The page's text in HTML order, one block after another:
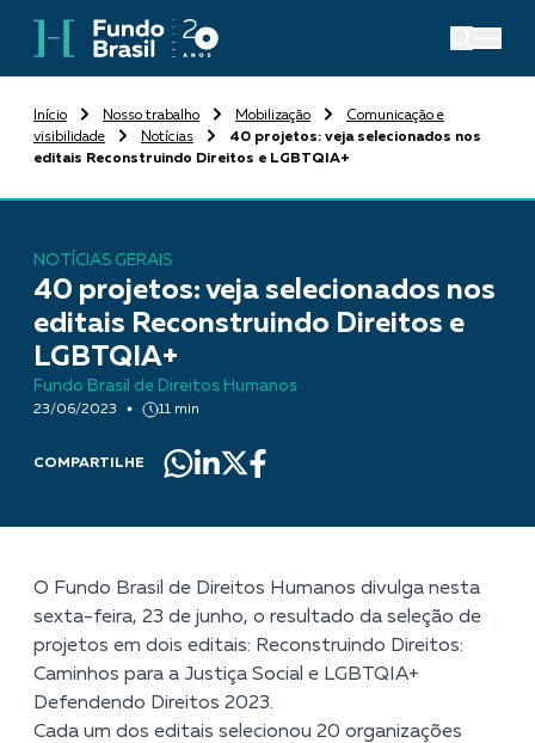
Início Nosso trabalho Mobilização
Comunicação e
visibilidade
Notícias
40 projetos: veja selecionados nos
editais Reconstruindo Direitos e LGBTQIA+
NOTÍCIAS GERAIS
40 projetos: veja selecionados nos
editais Reconstruindo Direitos e
LGBTQIA+
Fundo Brasil de Direitos Humanos
23/06/2023 11 min
COMPARTILHE
O Fundo Brasil de Direitos Humanos divulga nesta
sexta-feira, 23 de junho, o resultado da seleção de
projetos em dois editais: Reconstruindo Direitos:
Caminhos para a Justiça Social e LGBTQIA+
Defendendo Direitos 2023.
Cada um dos editais selecionou 20 organizações